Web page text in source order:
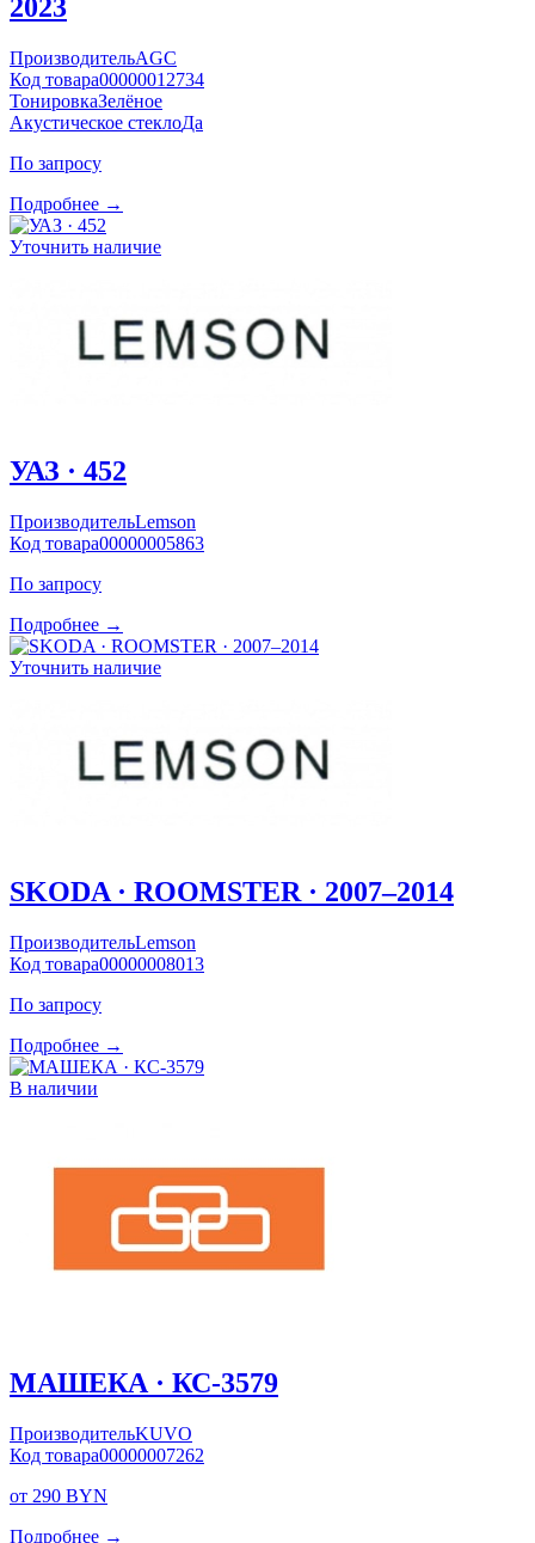
2023
ПроизводительAGC
Код товара00000012734
ТонировкаЗелёное
Акустическое стеклоДа
По запросу
Подробнее →
Уточнить наличие
УАЗ · 452
ПроизводительLemson
Код товара00000005863
По запросу
Подробнее →
Уточнить наличие
SKODA · ROOMSTER · 2007–2014
ПроизводительLemson
Код товара00000008013
По запросу
Подробнее →
В наличии
МАШЕКА · КС-3579
ПроизводительKUVO
Код товара00000007262
от 290 BYN
Подробнее →